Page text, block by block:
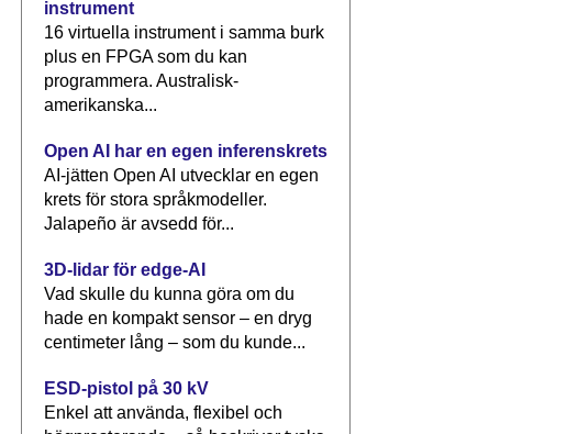
instrument
16 virtuella instrument i samma burk
plus en FPGA som du kan
programmera. Australisk-
amerikanska...
Open AI har en egen inferenskrets
AI-jätten Open AI utvecklar en egen
krets för stora språkmodeller.
Jalapeño är avsedd för...
3D-lidar för edge-AI
Vad skulle du kunna göra om du
hade en kompakt sensor – en dryg
centimeter lång – som du kunde...
ESD-pistol på 30 kV
Enkel att använda, flexibel och